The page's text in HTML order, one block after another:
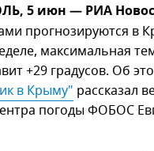
5 июн — РИА
прогнозируются в
максимальная
+29 градусов. Об
в Крыму" рассказал
погоды ФОБОС